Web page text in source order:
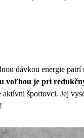
dávkou energie
voľbou je pri
aktívni športovci. Jej